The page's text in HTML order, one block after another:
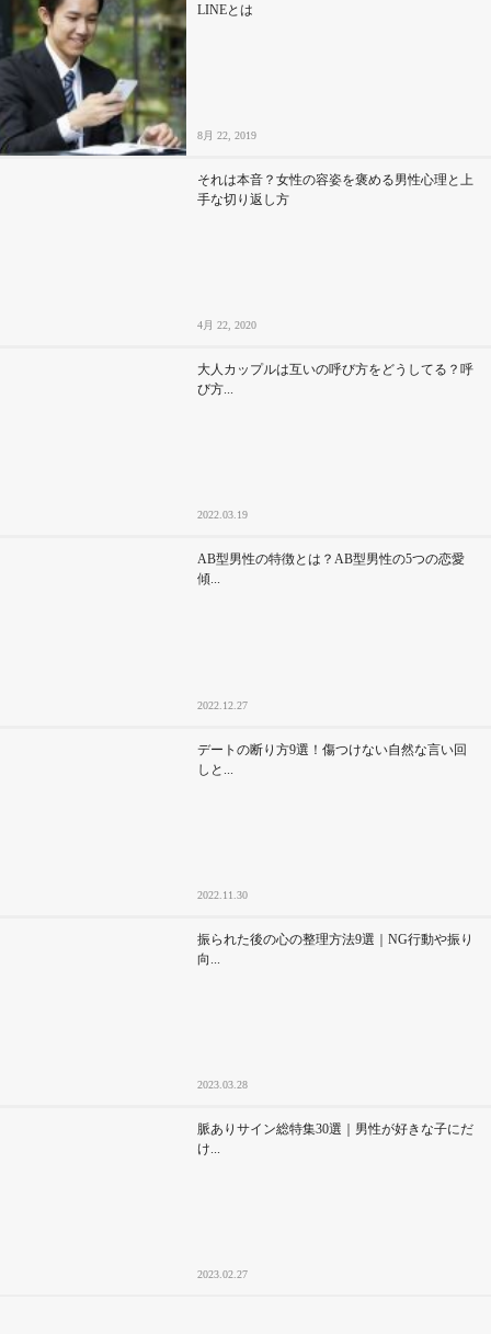
LINEとは
8月 22, 2019
それは本音？女性の容姿を褒める男性心理と上
手な切り返し方
4月 22, 2020
大人カップルは互いの呼び方をどうしてる？呼
び方...
2022.03.19
AB型男性の特徴とは？AB型男性の5つの恋愛
傾...
2022.12.27
デートの断り方9選！傷つけない自然な言い回
しと...
2022.11.30
振られた後の心の整理方法9選｜NG行動や振り
向...
2023.03.28
脈ありサイン総特集30選｜男性が好きな子にだ
け...
2023.02.27